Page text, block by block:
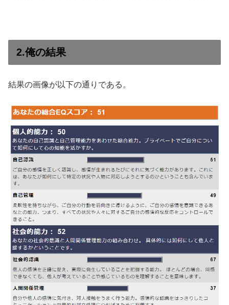
2.俺の結果
結果の画像が以下の通りである。